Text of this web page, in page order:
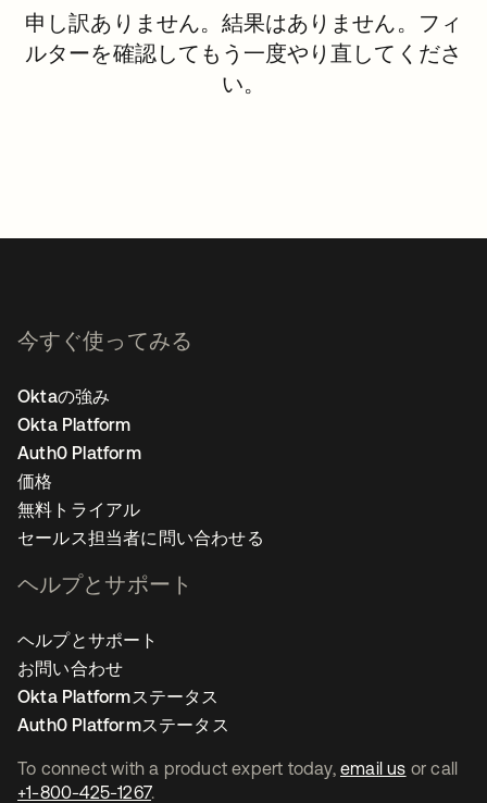
申し訳ありません。結果はありません。フィ
ルターを確認してもう一度やり直してくださ
い。
To connect with a product expert today, email us or call
+1-800-425-1267.
今すぐ使ってみる
Oktaの強み
Okta Platform
Auth0 Platform
価格
無料トライアル
セールス担当者に問い合わせる
ヘルプとサポート
ヘルプとサポート
お問い合わせ
Okta Platformステータス
Auth0 Platformステータス